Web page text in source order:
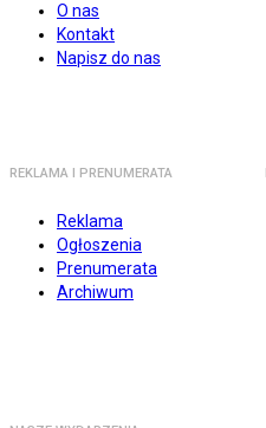
O nas
Kontakt
Napisz do nas
REKLAMA I PRENUMERATA
Reklama
Ogłoszenia
Prenumerata
Archiwum